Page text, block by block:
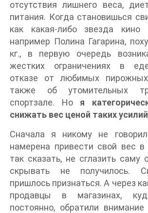
отсутствия лишнего веса,
питания. Когда становишься
как какая-либо звезда кино
например Полина Гагарина,
кг., в первую очередь
жестких ограничениях в
отказе от любимых
также об утомительных
спортзале. Но я
снижать вес ценой таких
Сначала я никому не
намерена привести свой вес
так сказать, не сглазить саму
скрывать не получилось.
пришлось признаться. А через
продавцы в магазинах,
постоянно, обратили